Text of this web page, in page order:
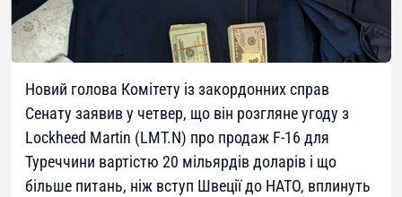
Новий голова Комітету із закордонних справ
Сенату заявив у четвер, що він розгляне угоду з
Lockheed Martin (LMT.N) про продаж F-16 для
Туреччини вартістю 20 мільярдів доларів і що
більше питань, ніж вступ Швеції до НАТО, вплинуть